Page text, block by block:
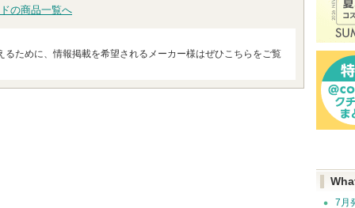
の商品一覧へ
ために、情報掲載を希望されるメーカー様はぜひこちらをご覧
7月